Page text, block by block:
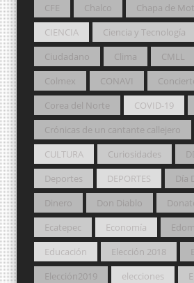
CFE
Chalco Chapa de
CIENCIA
Ciencia y Tecnología
Ciudadano
Clima CMLL
Colmex
CONAVI
Corea del Norte
COVID-19
Crónicas de un cantante callejero
CULTURA
Curiosidades
Deportes
DEPORTES Día
Dinero
Don Diablo
Ecatepec
Economía
Educación
Elección 2018
Elección2019
elecciones